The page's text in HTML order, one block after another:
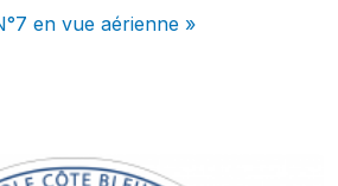
en vue aérienne »